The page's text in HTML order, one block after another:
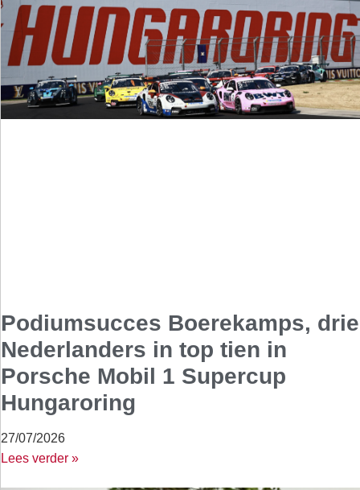
Podiumsucces Boerekamps, drie
Nederlanders in top tien in
Porsche Mobil 1 Supercup
Hungaroring
27/07/2026
Lees verder »